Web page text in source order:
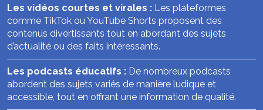
Les vidéos courtes et virales : Les plateformes
comme TikTok ou YouTube Shorts proposent des
contenus divertissants tout en abordant des sujets
d’actualité ou des faits intéressants.
Les podcasts éducatifs : De nombreux podcasts
abordent des sujets variés de manière ludique et
accessible, tout en offrant une information de qualité.